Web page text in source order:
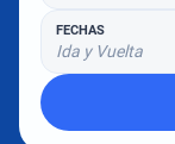
FECHAS
Ida y Vuelta